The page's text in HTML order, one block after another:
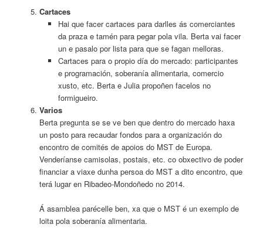
Cartaces
Hai que facer cartaces para darlles ás comerciantes
da praza e tamén para pegar pola vila. Berta vai facer
un e pasalo por lista para que se fagan melloras.
Cartaces para o propio día do mercado: participantes
e programación, soberanía alimentaria, comercio
xusto, etc. Berta e Julia propoñen facelos no
formigueiro.
Varios
Berta pregunta se se ve ben que dentro do mercado haxa
un posto para recaudar fondos para a organización do
encontro de comités de apoios do MST de Europa.
Venderíanse camisolas, postais, etc. co obxectivo de poder
financiar a viaxe dunha persoa do MST a dito encontro, que
terá lugar en Ribadeo-Mondoñedo no 2014.
Á asamblea parécelle ben, xa que o MST é un exemplo de
loita pola soberanía alimentaria.